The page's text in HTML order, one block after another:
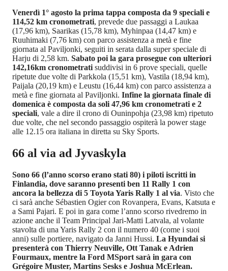
Venerdì 1° agosto la prima tappa composta da 9 speciali e
114,52 km cronometrati, prevede due passaggi a Laukaa
(17,96 km), Saarikas (15,78 km), Myhinpaa (14,47 km) e
Ruuhimaki (7,76 km) con parco assistenza a metà e fine
giornata al Paviljonki, seguiti in serata dalla super speciale di
Harju di 2,58 km. Sabato poi la gara prosegue con ulteriori
142,16km cronometrati suddivisi in 6 prove speciali, quelle
ripetute due volte di Parkkola (15,51 km), Vastila (18,94 km),
Paijala (20,19 km) e Leustu (16,44 km) con parco assistenza a
metà e fine giornata al Paviljonki. Infine la giornata finale di
domenica è composta da soli 47,96 km cronometrati e 2
speciali, vale a dire il crono di Ouninpohja (23,98 km) ripetuto
due volte, che nel secondo passaggio ospiterà la power stage
alle 12.15 ora italiana in diretta su Sky Sports.
66 al via ad Jyvaskyla
Sono 66 (l’anno scorso erano stati 80) i piloti iscritti in
Finlandia, dove saranno presenti ben 11 Rally 1 con
ancora la bellezza di 5 Toyota Yaris Rally 1 al via. Visto che
ci sarà anche Sébastien Ogier con Rovanpera, Evans, Katsuta e
a Sami Pajari. E poi in gara come l’anno scorso rivedremo in
azione anche il Team Principal Jari-Matti Latvala, al volante
stavolta di una Yaris Rally 2 con il numero 40 (come i suoi
anni) sulle portiere, navigato da Janni Hussi. La Hyundai si
presenterà con Thierry Neuville, Ott Tanak e Adrien
Fourmaux, mentre la Ford MSport sarà in gara con
Grégoire Muster, Martins Sesks e Joshua McErlean.